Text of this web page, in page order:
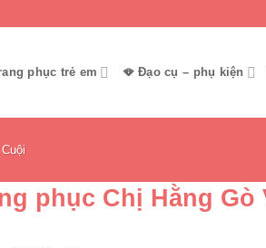
phục trẻ em 🪭 Đạo cụ – phụ kiện
phục Chị Hằng Gò